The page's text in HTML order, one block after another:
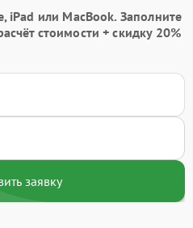
iPad или MacBook. Заполните
стоимости +скидку 20%
заявку